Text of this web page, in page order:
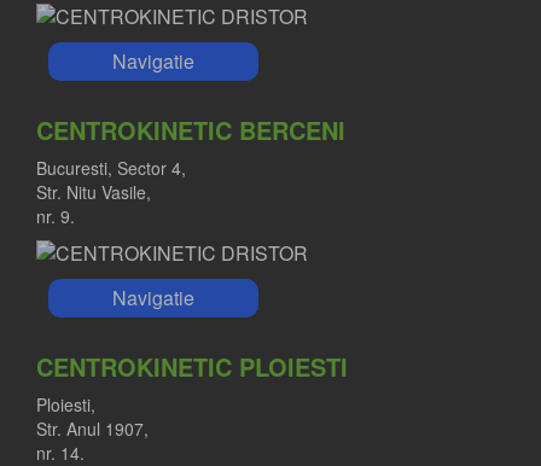
Navigatie
CENTROKINETIC BERCENI
Bucuresti, Sector 4,
Str. Nitu Vasile,
nr. 9.
Navigatie
CENTROKINETIC PLOIESTI
Ploiesti,
Str. Anul 1907,
nr. 14.